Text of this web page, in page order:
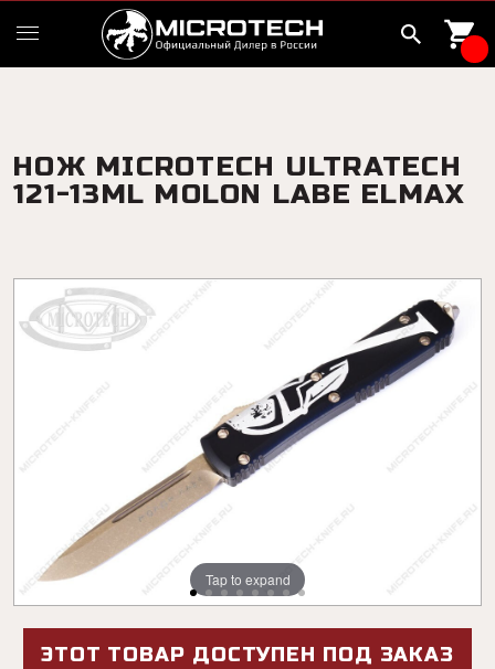
НОЖ MICROTECH ULTRATECH
121-13ML MOLON LABE ELMAX
Tap to expand
Tap to expand
Tap to expand
Tap to expand
Tap to expand
Tap to expand
Tap to expand
Tap to expand
ЭТОТ ТОВАР ДОСТУПЕН ПОД ЗАКАЗ